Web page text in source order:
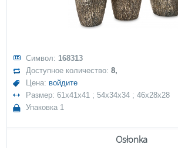
Символ: 168313
Доступное количество:8,
Цена: войдите
Размер: 61x41x41 ; 54x34x34 ; 46x28x28
Упаковка 1
Osłonka